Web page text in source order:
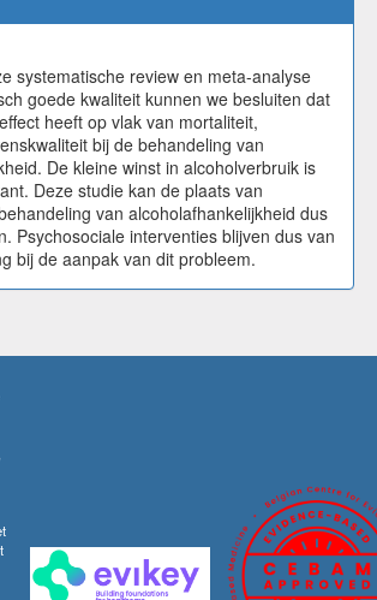
systematische review en meta-analyse
goede kwaliteit kunnen we besluiten dat
heeft op vlak van mortaliteit,
bij de behandeling van
De kleine winst in alcoholverbruik is
Deze studie kan de plaats van
van alcoholafhankelijkheid dus
Psychosociale interventies blijven dus van
bij de aanpak van dit probleem.